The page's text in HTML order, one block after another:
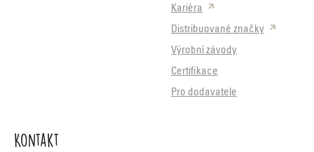
Kariéra
Distribuované značky
Výrobní závody
Certifikace
Pro dodavatele
Kontakt